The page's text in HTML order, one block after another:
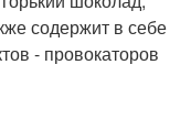
содержит в себе
- провокаторов